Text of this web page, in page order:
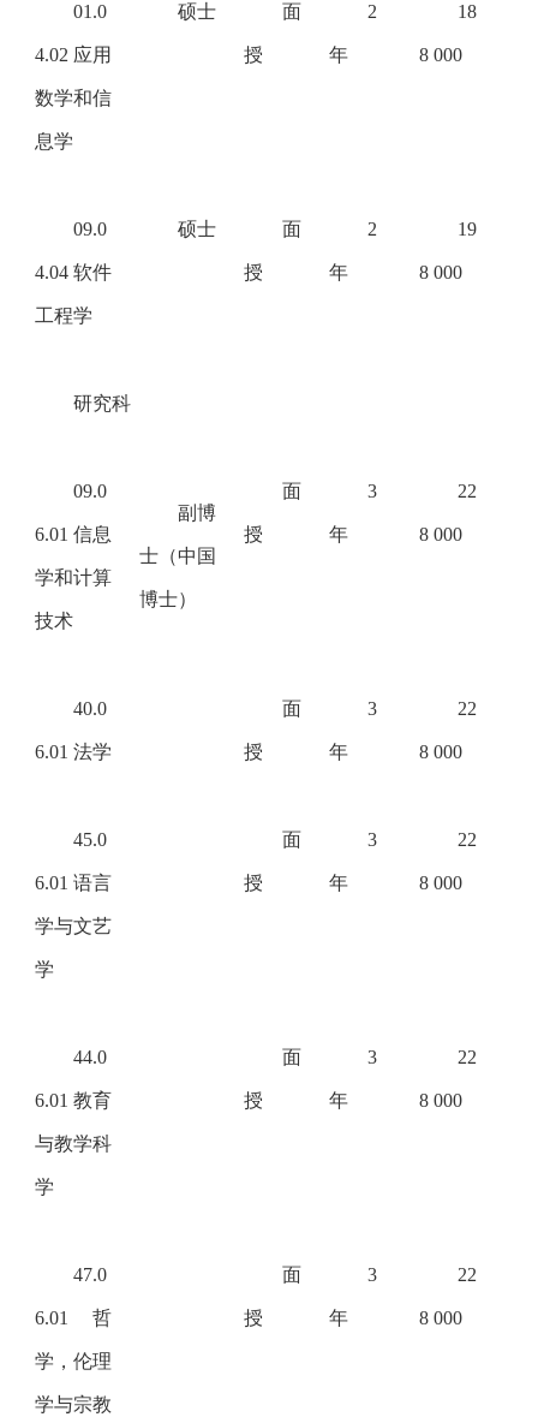
01.0
4.02 应用
数学和信
息学
硕士 面
授
2
年
18
8 000
09.0
4.04 软件
工程学
硕士 面
授
2
年
19
8 000
研究科
09.0
6.01 信息
学和计算
技术
副博
士（中国
博士）
面
授
3
年
22
8 000
40.0
6.01 法学
面
授
3
年
22
8 000
45.0
6.01 语言
学与文艺
学
面
授
3
年
22
8 000
44.0
6.01 教育
与教学科
学
面
授
3
年
22
8 000
47.0
6.01 哲
学，伦理
学与宗教
面
授
3
年
22
8 000